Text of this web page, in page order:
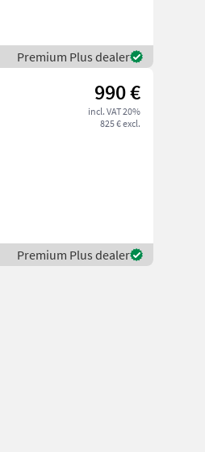
Premium Plus dealer
990 €
incl. VAT 20%
825 € excl.
Premium Plus dealer